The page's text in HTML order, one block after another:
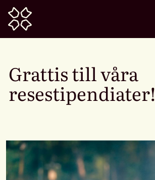
Home
Grattis till våra
resestipendiater!